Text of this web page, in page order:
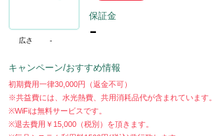
広さ -
保証金
-
キャンペーン/おすすめ情報
初期費用一律30,000円（返金不可）
※共益費には、水光熱費、共用消耗品代が含まれています。
※WiFiは無料サービスです。
※退去費用￥15,000（税別）を頂きます。